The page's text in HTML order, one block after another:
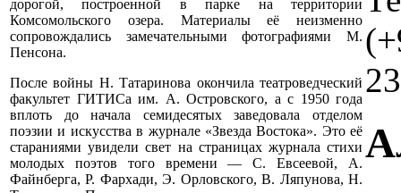
дорогой, построенной в парке на территории
Комсомольского озера. Материалы её неизменно
сопровождались замечательными фотографиями М.
Пенсона.
После войны Н. Татаринова окончила театроведческий
факультет ГИТИСа им. А. Островского, а с 1950 года
вплоть до начала семидесятых заведовала отделом
поэзии и искусства в журнале «Звезда Востока». Это её
стараниями увидели свет на страницах журнала стихи
молодых поэтов того времени — С. Евсеевой, А.
Файнберга, Р. Фархади, Э. Орловского, В. Ляпунова, Н.